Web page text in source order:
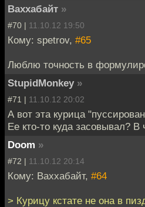
Ваххабайт »
#70 | 11.10.12 19:50
Кому: spetrov, #65
Люблю точность в
StupidMonkey »
#71 | 11.10.12 20:02
А вот эта курица
Ее кто-то куда засовывал?
Doom »
#72 | 11.10.12 20:14
Кому: Ваххабайт, #64
> Курицу кстате не она в